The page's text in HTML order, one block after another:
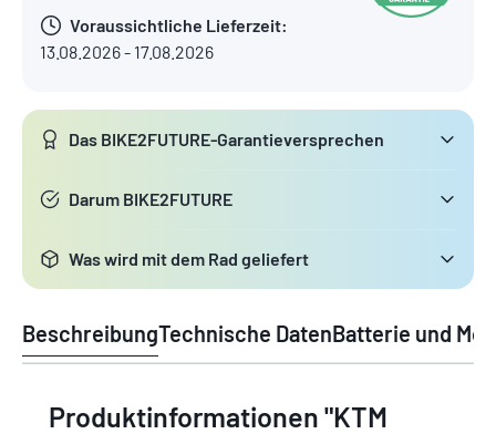
Voraussichtliche Lieferzeit:
13.08.2026 - 17.08.2026
Das BIKE2FUTURE-Garantieversprechen
Darum BIKE2FUTURE
Was wird mit dem Rad geliefert
BeschreibungTechnische DatenBatterie und
Produktinformationen "KTM